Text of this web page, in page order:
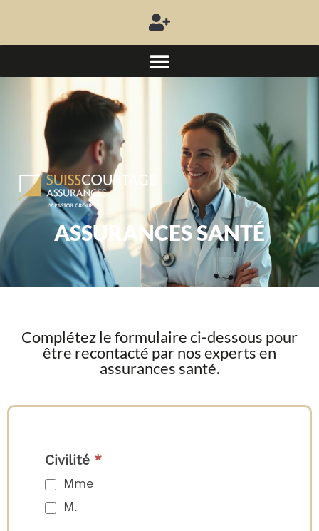
ASSURANCES SANTÉ
Complétez le formulaire ci-dessous pour
être recontacté par nos experts en
assurances santé.
Santé
Prévoyance
/
Accidents
du
Civilité *
Mme
M.